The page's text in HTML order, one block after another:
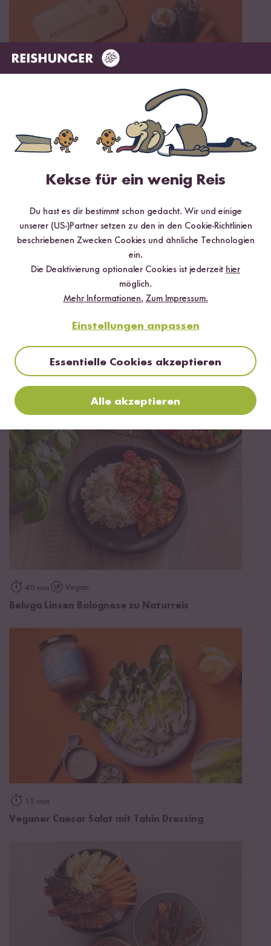
45 min Vegetarisch
Vegetarisch
Vegetarische Ramen mit gebratenen Pilzen und
Ei
40 min Vegan
Beluga Linsen Bolognese zu Naturreis
15 min
Veganer Caesar Salat mit Tahin Dressing
Kekse für ein wenig Reis
Du hast es dir bestimmt schon gedacht. Wir und einige
unserer (US-)Partner setzen zu den in den Cookie-Richtlinien
beschriebenen Zwecken Cookies und ähnliche Technologien
ein.
Die Deaktivierung optionaler Cookies ist jederzeit hier
möglich.
Mehr Informationen. Zum Impressum.
Einstellungen anpassen
Essentielle Cookies akzeptieren
Alle akzeptieren